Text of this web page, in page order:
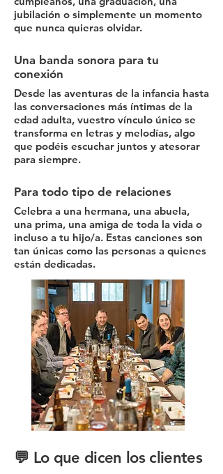
jubilación o simplemente un momento
que nunca quieras olvidar.
Una banda sonora para tu
conexión
Desde las aventuras de la infancia hasta
las conversaciones más íntimas de la
edad adulta, vuestro vínculo único se
transforma en letras y melodías, algo
que podéis escuchar juntos y atesorar
para siempre.
Para todo tipo de relaciones
Celebra a una hermana, una abuela,
una prima, una amiga de toda la vida o
incluso a tu hijo/a. Estas canciones son
tan únicas como las personas a quienes
están dedicadas.
💬 Lo que dicen los clientes